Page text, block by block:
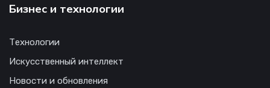
Бизнес и технологии
Технологии
Искусственный интеллект
Новости и обновления